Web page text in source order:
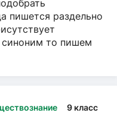
пишется раздельно
синоним то пишем
9 класс